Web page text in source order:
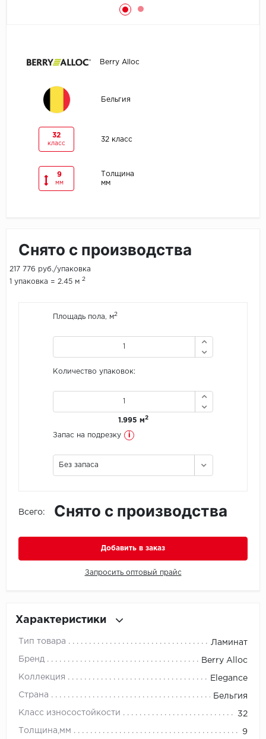
Jinan PDM
KDF
LimeStone
Next Step
No brand
Novafloor
Berry Alloc
Бельгия
32
класс
32 класс
9
мм
Толщина
мм
Снято с производства
217 776 руб./упаковка
1 упаковка = 2.45 м 2
Площадь пола, м2
Количество упаковок:
1.995 м2
Запас на подрезку i
Без запаса
Всего: Снято с производства
Добавить в заказ
Запросить оптовый прайс
Характеристики
Тип товара Ламинат
Бренд Berry Alloc
Коллекция Elegance
Страна Бельгия
Класс износостойкости 32
Толщина,мм 9